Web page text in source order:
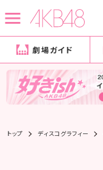
劇場ガイド
トップ ディスコグラフィー